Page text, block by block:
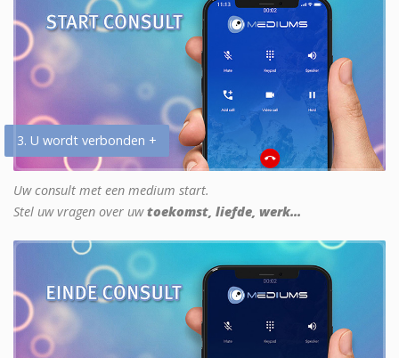
3. U wordt verbonden +
Uw consult met een medium start.
Stel uw vragen over uwtoekomst, liefde, werk...